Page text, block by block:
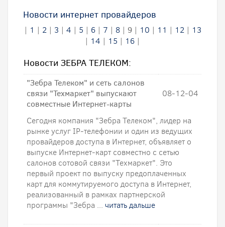
Новости интернет провайдеров
| 1 | 2| 3 | 4 | 5 | 6| 7 | 8| 9| 10 | 11 | 12| 13
| 14 | 15 | 16 |
Новости ЗЕБРА ТЕЛЕКОМ:
"Зебра Телеком" и сеть салонов
связи "Техмаркет" выпускают
совместные Интернет-карты
08-12-04
Сегодня компания "Зебра Телеком", лидер на
рынке услуг IP-телефонии и один из ведущих
провайдеров доступа в Интернет, объявляет о
выпуске Интернет-карт совместно с сетью
салонов сотовой связи "Техмаркет". Это
первый проект по выпуску предоплаченных
карт для коммутируемого доступа в Интернет,
реализованный в рамках партнерской
программы "Зебра ... читать дальше